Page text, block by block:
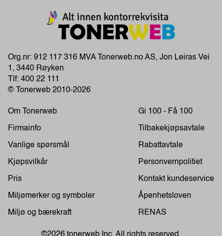
Org.nr: 912 117 316 MVA Tonerweb.no AS, Jon Leiras Vei
1, 3440 Røyken
Tlf: 400 22 111
© Tonerweb 2010-2026
Om Tonerweb
Firmainfo
Vanlige spørsmål
Kjøpsvilkår
Pris
Miljømerker og symboler
Miljø og bærekraft
Gi 100 - Få 100
Tilbakekjøpsavtale
Rabattavtale
Personvernpolitiet
Kontakt kundeservice
Åpenhetsloven
RENAS
©2026 tonerweb Inc. All rights reserved.